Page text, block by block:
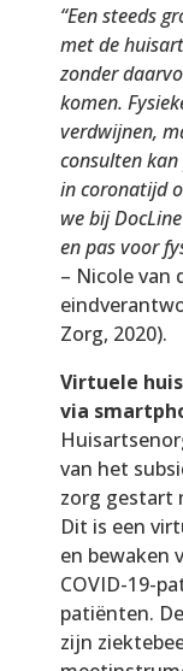
“Een steeds
met de
zonder
komen.
verdwijnen,
consulten
in coronatijd
we bij
en pas voor
– Nicole van
Zorg, 2020).
Virtuele
via
van het
zorg gestart
Dit is een
en bewaken
COVID-19-
patiënten.
zijn